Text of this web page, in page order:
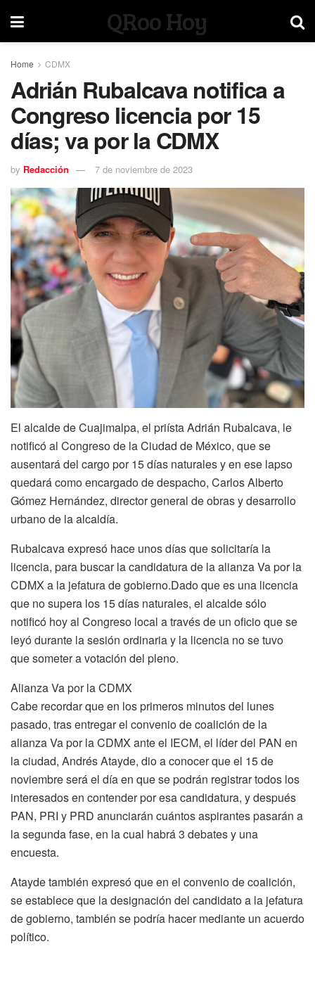
QRoo Hoy
Home CDMX
Adrián Rubalcava notifica a
Congreso licencia por 15
días; va por la CDMX
by Redacción 7 de noviembre de 2023
El alcalde de Cuajimalpa, el priísta Adrián Rubalcava, le
notificó al Congreso de la Ciudad de México, que se
ausentará del cargo por 15 días naturales y en ese lapso
quedará como encargado de despacho, Carlos Alberto
Gómez Hernández, director general de obras y desarrollo
urbano de la alcaldía.
Rubalcava expresó hace unos días que solicitaría la
licencia, para buscar la candidatura de la alianza Va por la
CDMX a la jefatura de gobierno.Dado que es una licencia
que no supera los 15 días naturales, el alcalde sólo
notificó hoy al Congreso local a través de un oficio que se
leyó durante la sesión ordinaria y la licencia no se tuvo
que someter a votación del pleno.
Alianza Va por la CDMX
Cabe recordar que en los primeros minutos del lunes
pasado, tras entregar el convenio de coalición de la
alianza Va por la CDMX ante el IECM, el líder del PAN en
la ciudad, Andrés Atayde, dio a conocer que el 15 de
noviembre será el día en que se podrán registrar todos los
interesados en contender por esa candidatura, y después
PAN, PRI y PRD anunciarán cuántos aspirantes pasarán a
la segunda fase, en la cual habrá 3 debates y una
encuesta.
Atayde también expresó que en el convenio de coalición,
se establece que la designación del candidato a la jefatura
de gobierno, también se podría hacer mediante un acuerdo
político.